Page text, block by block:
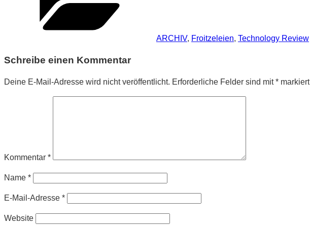
ARCHIV, Froitzeleien, Technology Review
Schreibe einen Kommentar
Deine E-Mail-Adresse wird nicht veröffentlicht. Erforderliche Felder sind mit* markiert
Kommentar *
Name *
E-Mail-Adresse *
Website